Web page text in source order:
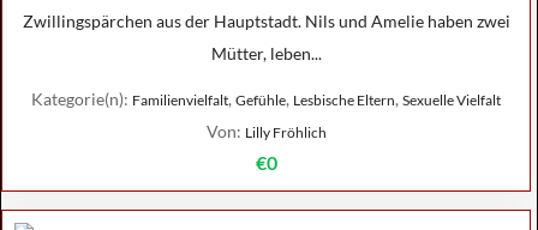
Zwillingspärchen aus der Hauptstadt. Nils und Amelie haben zwei
Mütter, leben...
Kategorie(n): Familienvielfalt, Gefühle, Lesbische Eltern, Sexuelle Vielfalt
Von: Lilly Fröhlich
€0